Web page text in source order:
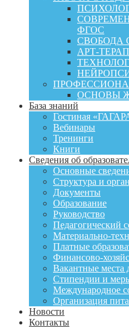
ФГОС
СВОБОДА
АРТ-
ОСНОВЫ
База знаний
Гостиная
Вебинары
Тренинги
Книги
Сведения об
Основные
Структура и
Документы
Образование
Руководство
Педагогический
Материально-
Платные
Финансово-
Вакантные места
Стипендии и
Международное
Организация
Новости
Контакты